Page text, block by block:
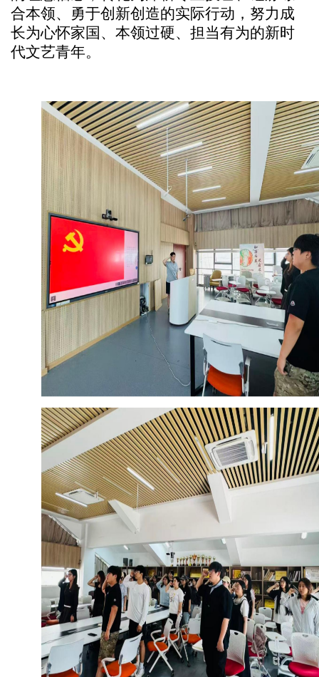
合本领、勇于创新创造的实际行动，努力成
长为心怀家国、本领过硬、担当有为的新时
代文艺青年。